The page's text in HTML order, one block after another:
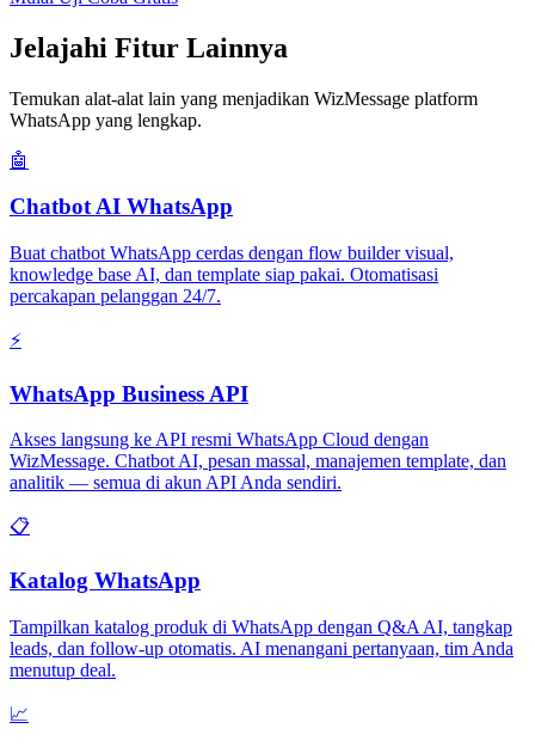
Jelajahi Fitur Lainnya
Temukan alat-alat lain yang menjadikan WizMessage platform
WhatsApp yang lengkap.
🤖
Chatbot AI WhatsApp
Buat chatbot WhatsApp cerdas dengan flow builder visual,
knowledge base AI, dan template siap pakai. Otomatisasi
percakapan pelanggan 24/7.
⚡
WhatsApp Business API
Akses langsung ke API resmi WhatsApp Cloud dengan
WizMessage. Chatbot AI, pesan massal, manajemen template, dan
analitik — semua di akun API Anda sendiri.
📋
Katalog WhatsApp
Tampilkan katalog produk di WhatsApp dengan Q&A AI, tangkap
leads, dan follow-up otomatis. AI menangani pertanyaan, tim Anda
menutup deal.
📈